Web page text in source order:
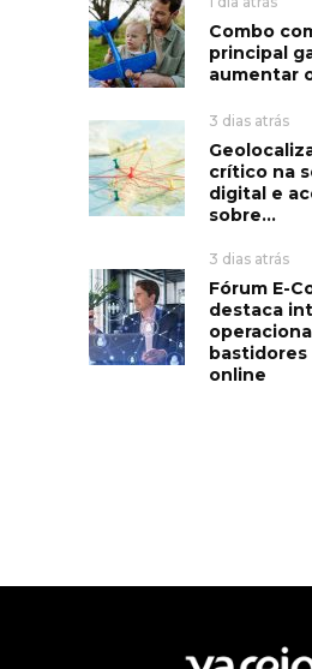
Combo
principal
aumentar
3 dias atrás
crítico na
digital e
sobre...
3 dias atrás
Fórum E-
destaca
bastidores
online